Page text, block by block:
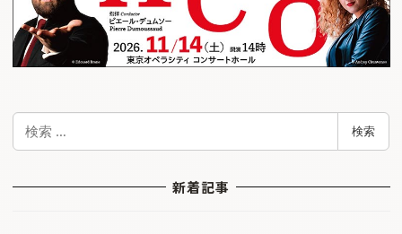
検
検索
新着記事